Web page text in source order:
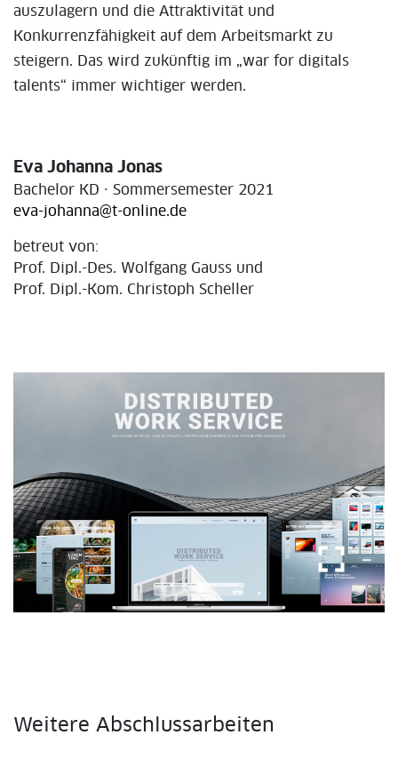
auszulagern und die Attraktivität und
Konkurrenzfähigkeit auf dem Arbeitsmarkt zu
steigern. Das wird zukünftig im „war for digitals
talents“ immer wichtiger werden.
Eva Johanna Jonas
Bachelor KD · Sommersemester 2021
eva-johanna@t-online.de
betreut von:
Prof. Dipl.-Des. Wolfgang Gauss und
Prof. Dipl.-Kom. Christoph Scheller
fullscreen
Weitere Abschlussarbeiten